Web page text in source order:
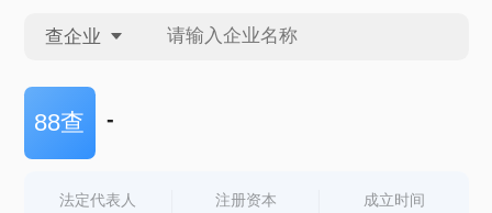
查企业
查企业
88查 -
法定代表人 注册资本 成立时间